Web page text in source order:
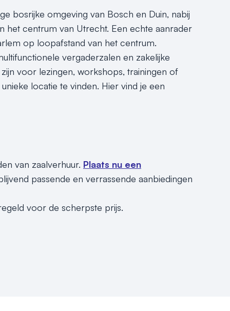
bosrijke omgeving van Bosch en Duin, nabij
het centrum van Utrecht. Een echte aanrader
op loopafstand van het centrum.
vergaderzalen en zakelijke
voor lezingen, workshops, trainingen of
locatie te vinden. Hier vind je een
van zaalverhuur. Plaats nu een
passende en verrassende aanbiedingen
voor de scherpste prijs.